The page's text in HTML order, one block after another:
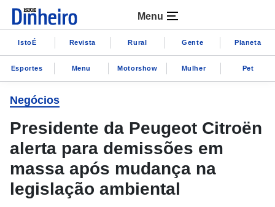
Menu
IstoÉ Revista Rural Gente Planeta
Esportes Menu Motorshow Mulher Pet
Negócios
Presidente da Peugeot Citroën
alerta para demissões em
massa após mudança na
legislação ambiental